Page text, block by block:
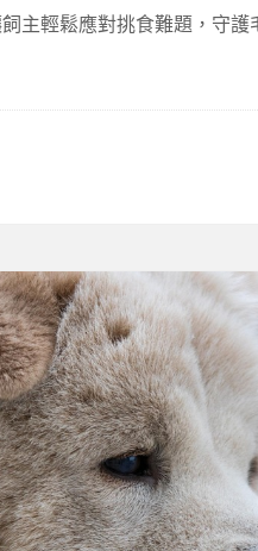
主輕鬆應對挑食難題，守